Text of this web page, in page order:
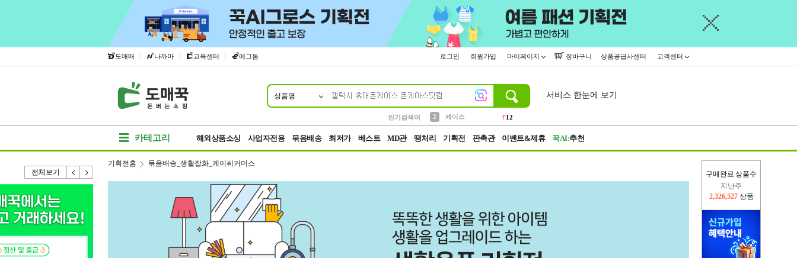
도매매 | 나까마 | 교육센터 | 에그돔 로그인 회원가입 마이페이지 장바구니 상품공급사센터 고객센터
상품명
인기검색어
2
케이스
12
서비스 한눈에 보기
카테고리 해외상품소싱 사업자전용 묶음배송 최저가 베스트 MD관 땡처리 기획전 판촉관 이벤트&제휴 꾹AI:추천
전체보기
구매완료 상품수
지난주
2,326,527 상품
기획전홈 묶음배송_생활잡화_케이씨커머스